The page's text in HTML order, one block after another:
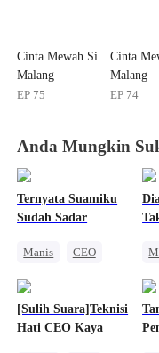
Cinta Mewah Si
Malang
EP 75
Cinta
Malang
EP 74
Anda Mungkin
Ternyata Suamiku
Sudah Sadar
Manis
CEO
[Sulih Suara]Teknisi
Hati CEO Kaya